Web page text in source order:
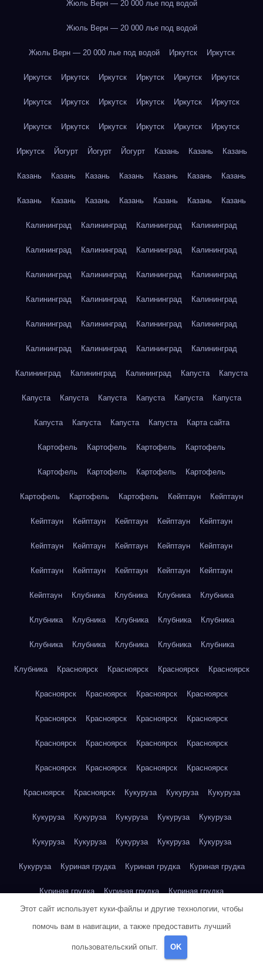
Жюль Верн — 20 000 лье под водой
Жюль Верн — 20 000 лье под водой
Жюль Верн — 20 000 лье под водой Иркутск Иркутск
Иркутск Иркутск Иркутск Иркутск Иркутск Иркутск
Иркутск Иркутск Иркутск Иркутск Иркутск Иркутск
Иркутск Иркутск Иркутск Иркутск Иркутск Иркутск
Иркутск Йогурт Йогурт Йогурт Казань Казань Казань
Казань Казань Казань Казань Казань Казань Казань
Казань Казань Казань Казань Казань Казань Казань
Калининград Калининград Калининград Калининград
Калининград Калининград Калининград Калининград
Калининград Калининград Калининград Калининград
Калининград Калининград Калининград Калининград
Калининград Калининград Калининград Калининград
Калининград Калининград Калининград Калининград
Калининград Калининград Калининград Капуста Капуста
Капуста Капуста Капуста Капуста Капуста Капуста
Капуста Капуста Капуста Капуста Карта сайта
Картофель Картофель Картофель Картофель
Картофель Картофель Картофель Картофель
Картофель Картофель Картофель Кейптаун Кейптаун
Кейптаун Кейптаун Кейптаун Кейптаун Кейптаун
Кейптаун Кейптаун Кейптаун Кейптаун Кейптаун
Кейптаун Кейптаун Кейптаун Кейптаун Кейптаун
Кейптаун Клубника Клубника Клубника Клубника
Клубника Клубника Клубника Клубника Клубника
Клубника Клубника Клубника Клубника Клубника
Клубника Красноярск Красноярск Красноярск Красноярск
Красноярск Красноярск Красноярск Красноярск
Красноярск Красноярск Красноярск Красноярск
Красноярск Красноярск Красноярск Красноярск
Красноярск Красноярск Красноярск Красноярск
Красноярск Красноярск Кукуруза Кукуруза Кукуруза
Кукуруза Кукуруза Кукуруза Кукуруза Кукуруза
Кукуруза Кукуруза Кукуруза Кукуруза Кукуруза
Кукуруза Куриная грудка Куриная грудка Куриная грудка
Куриная грудка Куриная грудка Куриная грудка
Куриная грудка Куриная грудка
Этот сайт использует куки-файлы и другие технологии, чтобы
помочь вам в навигации, а также предоставить лучший
пользовательский опыт. OK